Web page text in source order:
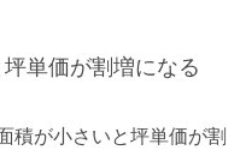
単価が割増になる
積が小さいと坪単価が割